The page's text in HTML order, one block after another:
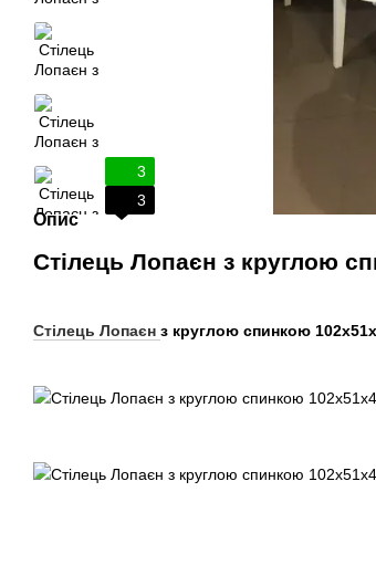
3
3
Опис
Стілець Лопаєн з круглою
Стілець Лопаєн з круглою спинкою